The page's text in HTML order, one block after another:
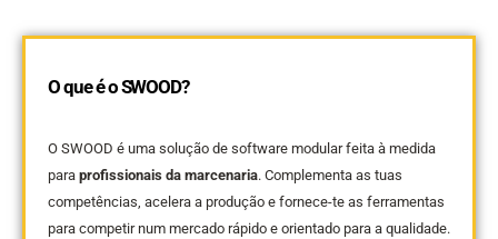
O que é o SWOOD?
O SWOOD é uma solução de software modular feita à medida
para profissionais da marcenaria. Complementa as tuas
competências, acelera a produção e fornece-te as ferramentas
para competir num mercado rápido e orientado para a qualidade.